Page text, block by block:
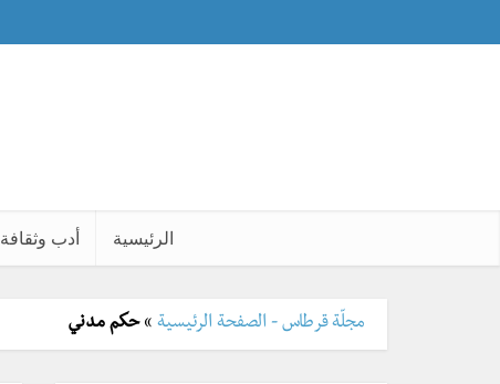
الرئيسية أدب وثقافة
مجلّة قرطاس - الصفحة الرئيسية »حكم مدني